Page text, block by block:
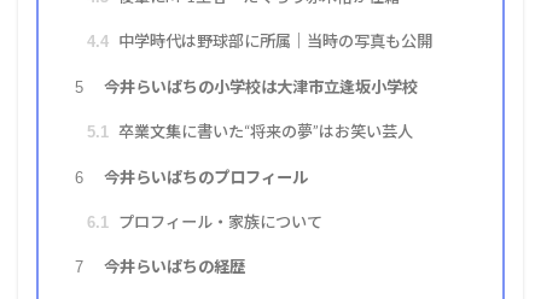
4.4 中学時代は野球部に所属｜当時の写真も公開
5 今井らいぱちの小学校は大津市立逢坂小学校
5.1 卒業文集に書いた“将来の夢”はお笑い芸人
6 今井らいぱちのプロフィール
6.1 プロフィール・家族について
7 今井らいぱちの経歴